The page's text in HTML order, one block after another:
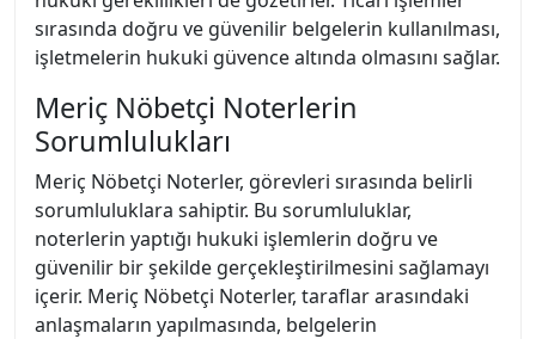
sırasında doğru ve güvenilir belgelerin kullanılması,
işletmelerin hukuki güvence altında olmasını sağlar.
Meriç Nöbetçi Noterlerin
Sorumlulukları
Meriç Nöbetçi Noterler, görevleri sırasında belirli
sorumluluklara sahiptir. Bu sorumluluklar,
noterlerin yaptığı hukuki işlemlerin doğru ve
güvenilir bir şekilde gerçekleştirilmesini sağlamayı
içerir. Meriç Nöbetçi Noterler, taraflar arasındaki
anlaşmaların yapılmasında, belgelerin